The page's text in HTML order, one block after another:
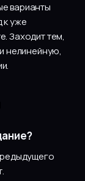
варианты
к уже
Заходит тем,
нелинейную,